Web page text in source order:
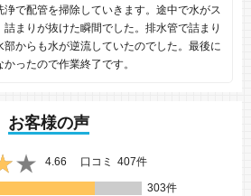
で配管を掃除していきます。途中で水がス
まりが抜けた瞬間でした。排水管で詰まり
からも水が逆流していたのでした。最後に
ったので作業終了です。
お客様の声
4.66 口コミ 407件
303件